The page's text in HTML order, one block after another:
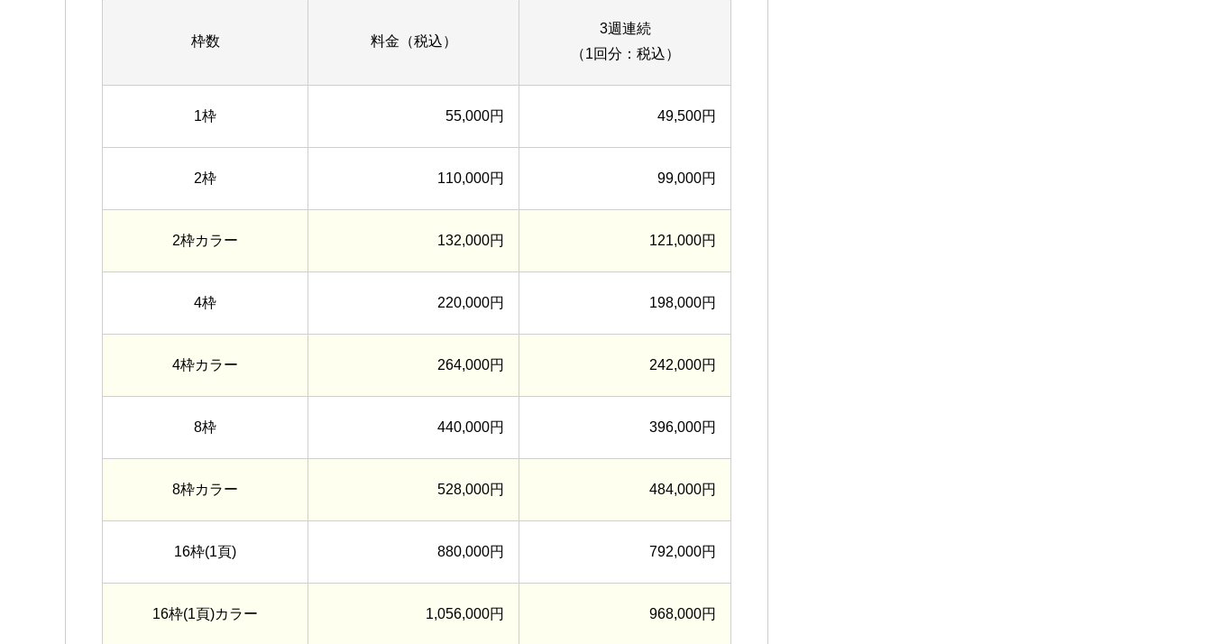
枠数 料金（税込）
3週連続
（1回分：税込）
1枠 55,000円 49,500円
2枠 110,000円 99,000円
2枠カラー 132,000円 121,000円
4枠 220,000円 198,000円
4枠カラー 264,000円 242,000円
8枠 440,000円 396,000円
8枠カラー 528,000円 484,000円
16枠(1頁) 880,000円 792,000円
16枠(1頁)カラー 1,056,000円 968,000円